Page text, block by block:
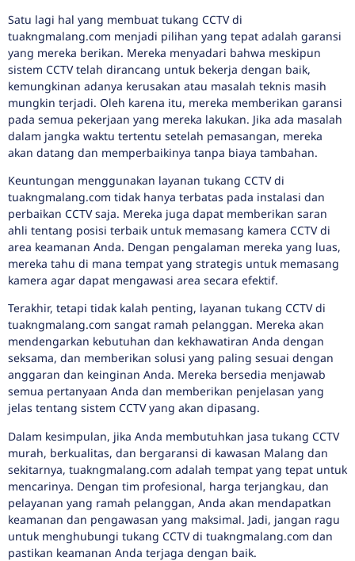
Satu lagi hal yang membuat tukang CCTV di
tuakngmalang.com menjadi pilihan yang tepat adalah garansi
yang mereka berikan. Mereka menyadari bahwa meskipun
sistem CCTV telah dirancang untuk bekerja dengan baik,
kemungkinan adanya kerusakan atau masalah teknis masih
mungkin terjadi. Oleh karena itu, mereka memberikan garansi
pada semua pekerjaan yang mereka lakukan. Jika ada masalah
dalam jangka waktu tertentu setelah pemasangan, mereka
akan datang dan memperbaikinya tanpa biaya tambahan.
Keuntungan menggunakan layanan tukang CCTV di
tuakngmalang.com tidak hanya terbatas pada instalasi dan
perbaikan CCTV saja. Mereka juga dapat memberikan saran
ahli tentang posisi terbaik untuk memasang kamera CCTV di
area keamanan Anda. Dengan pengalaman mereka yang luas,
mereka tahu di mana tempat yang strategis untuk memasang
kamera agar dapat mengawasi area secara efektif.
Terakhir, tetapi tidak kalah penting, layanan tukang CCTV di
tuakngmalang.com sangat ramah pelanggan. Mereka akan
mendengarkan kebutuhan dan kekhawatiran Anda dengan
seksama, dan memberikan solusi yang paling sesuai dengan
anggaran dan keinginan Anda. Mereka bersedia menjawab
semua pertanyaan Anda dan memberikan penjelasan yang
jelas tentang sistem CCTV yang akan dipasang.
Dalam kesimpulan, jika Anda membutuhkan jasa tukang CCTV
murah, berkualitas, dan bergaransi di kawasan Malang dan
sekitarnya, tuakngmalang.com adalah tempat yang tepat untuk
mencarinya. Dengan tim profesional, harga terjangkau, dan
pelayanan yang ramah pelanggan, Anda akan mendapatkan
keamanan dan pengawasan yang maksimal. Jadi, jangan ragu
untuk menghubungi tukang CCTV di tuakngmalang.com dan
pastikan keamanan Anda terjaga dengan baik.